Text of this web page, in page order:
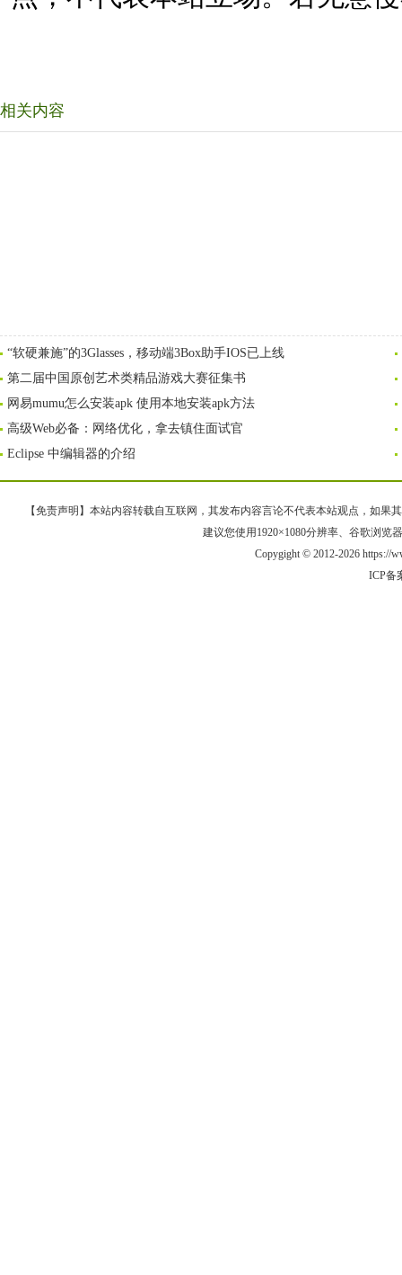
相关内容
“软硬兼施”的3Glasses，移动端3Box助手IOS已上线
第二届中国原创艺术类精品游戏大赛征集书
网易mumu怎么安装apk 使用本地安装apk方法
高级Web必备：网络优化，拿去镇住面试官
Eclipse 中编辑器的介绍
【免责声明】本站内容转载自互联网，其发布内容言论不代表本站观点，如果
建议您使用1920×1080分辨率、谷歌浏览
Copygight © 2012-2026 https://
ICP备